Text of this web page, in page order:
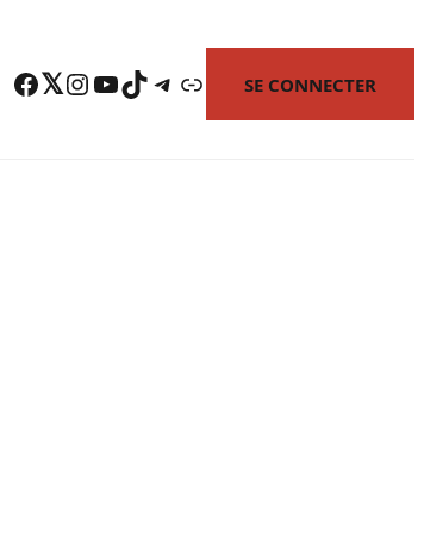
Facebook Twitter Instagram YouTube TikTok Telegram Lien SE CONNECTER